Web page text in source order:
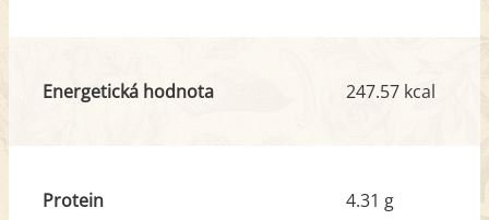
Energetická hodnota 247.57 kcal
Protein 4.31 g